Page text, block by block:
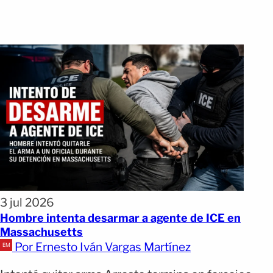
3 jul 2026
Hombre intenta desarmar a agente de ICE en
Massachusetts
Por Ernesto Iván Vargas Martínez